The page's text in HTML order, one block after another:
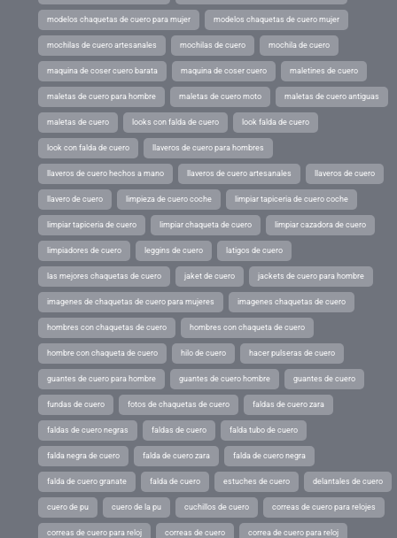
modelos chaquetas de cuero para mujer modelos chaquetas de cuero mujer
mochilas de cuero artesanales mochilas de cuero mochila de cuero
maquina de coser cuero barata maquina de coser cuero maletines de cuero
maletas de cuero para hombre maletas de cuero moto maletas de cuero antiguas
maletas de cuero looks con falda de cuero look falda de cuero
look con falda de cuero llaveros de cuero para hombres
llaveros de cuero hechos a mano llaveros de cuero artesanales llaveros de cuero
llavero de cuero limpieza de cuero coche limpiar tapiceria de cuero coche
limpiar tapiceria de cuero limpiar chaqueta de cuero limpiar cazadora de cuero
limpiadores de cuero leggins de cuero latigos de cuero
las mejores chaquetas de cuero jaket de cuero jackets de cuero para hombre
imagenes de chaquetas de cuero para mujeres imagenes chaquetas de cuero
hombres con chaquetas de cuero hombres con chaqueta de cuero
hombre con chaqueta de cuero hilo de cuero hacer pulseras de cuero
guantes de cuero para hombre guantes de cuero hombre guantes de cuero
fundas de cuero fotos de chaquetas de cuero faldas de cuero zara
faldas de cuero negras faldas de cuero falda tubo de cuero
falda negra de cuero falda de cuero zara falda de cuero negra
falda de cuero granate falda de cuero estuches de cuero delantales de cuero
cuero de pu cuero de la pu cuchillos de cuero correas de cuero para relojes
correas de cuero para reloj correas de cuero correa de cuero para reloj